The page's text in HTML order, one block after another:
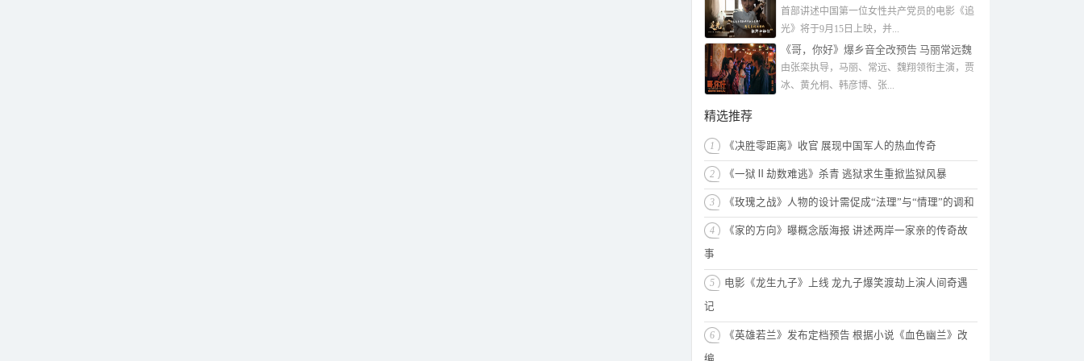
识魄力
首部讲述中国第一位女性共产党员的电影《追
光》将于9月15日上映，并...
《哥，你好》爆乡音全改预告 马丽常远魏
翔贾冰奉上喜剧盛宴
由张栾执导，马丽、常远、魏翔领衔主演，贾
冰、黄允桐、韩彦博、张...
精选推荐
1 《决胜零距离》收官 展现中国军人的热血传奇
2 《一狱Ⅱ劫数难逃》杀青 逃狱求生重掀监狱风暴
3 《玫瑰之战》人物的设计需促成“法理”与“情理”的调和
4 《家的方向》曝概念版海报 讲述两岸一家亲的传奇故
事
5 电影《龙生九子》上线 龙九子爆笑渡劫上演人间奇遇
记
6 《英雄若兰》发布定档预告 根据小说《血色幽兰》改